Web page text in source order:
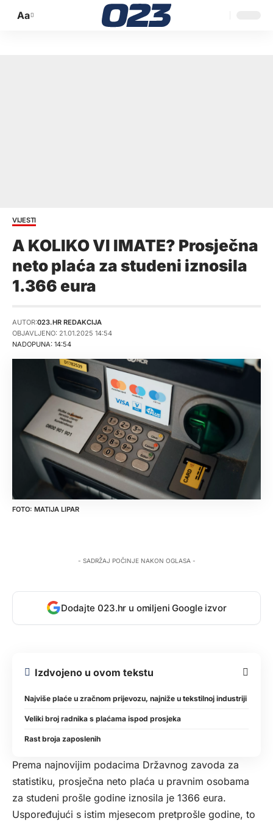
Promijeni
Aa
VIJESTI
A KOLIKO VI IMATE? Prosječna
neto plaća za studeni iznosila
1.366 eura
NADOPUNA: 14:54
AUTOR:023.HR REDAKCIJA
OBJAVLJENO: 21.01.2025 14:54
MATIJA LIPAR
- SADRŽAJ POČINJE NAKON OGLASA -
Dodajte 023.hr u omiljeni Google izvor
Izdvojeno u ovom tekstu
Najviše plaće u zračnom prijevozu, najniže u tekstilnoj industriji
Veliki broj radnika s plaćama ispod prosjeka
Rast broja zaposlenih
Prema najnovijim podacima Državnog zavoda za
statistiku, prosječna neto plaća u pravnim osobama
za studeni prošle godine iznosila je 1366 eura.
Uspoređujući s istim mjesecom pretprošle godine, to